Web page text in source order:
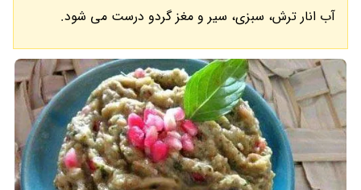
آب انار ترش، سبزی، سیر و مغز گردو درست می شود.